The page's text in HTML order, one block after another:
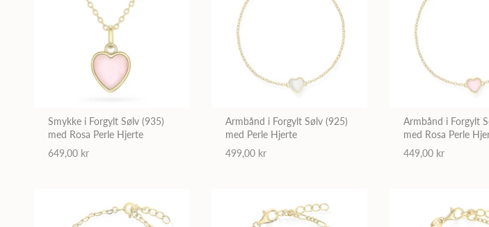
Smykke i Forgylt Sølv (935)
med Rosa Perle Hjerte
649,00 kr
Armbånd i Forgylt Sølv (925)
med Perle Hjerte
499,00 kr
Armbånd i Forgylt
med Rosa Perle
449,00 kr